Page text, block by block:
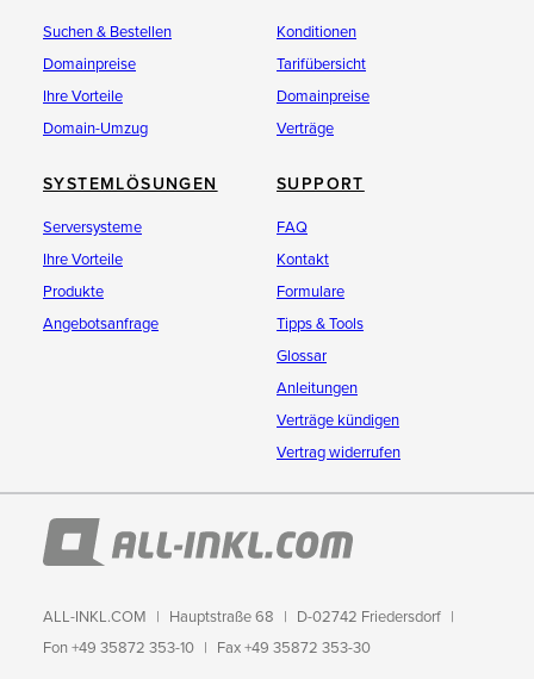
Suchen & Bestellen
Domainpreise
Ihre Vorteile
Domain-Umzug
Konditionen
Tarifübersicht
Domainpreise
Verträge
SYSTEMLÖSUNGEN
Serversysteme
Ihre Vorteile
Produkte
Angebotsanfrage
SUPPORT
FAQ
Kontakt
Formulare
Tipps & Tools
Glossar
Anleitungen
Verträge kündigen
Vertrag widerrufen
ALL-INKL.COM Hauptstraße 68
D-02742 Friedersdorf
Fon +49 35872 353-10
Fax +49 35872 353-30